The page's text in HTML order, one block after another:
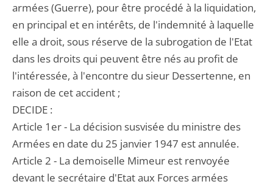
armées (Guerre), pour être procédé à la liquidation,
en principal et en intérêts, de l'indemnité à laquelle
elle a droit, sous réserve de la subrogation de l'Etat
dans les droits qui peuvent être nés au profit de
l'intéressée, à l'encontre du sieur Dessertenne, en
raison de cet accident ;
DECIDE :
Article 1er - La décision susvisée du ministre des
Armées en date du 25 janvier 1947 est annulée.
Article 2 - La demoiselle Mimeur est renvoyée
devant le secrétaire d'Etat aux Forces armées